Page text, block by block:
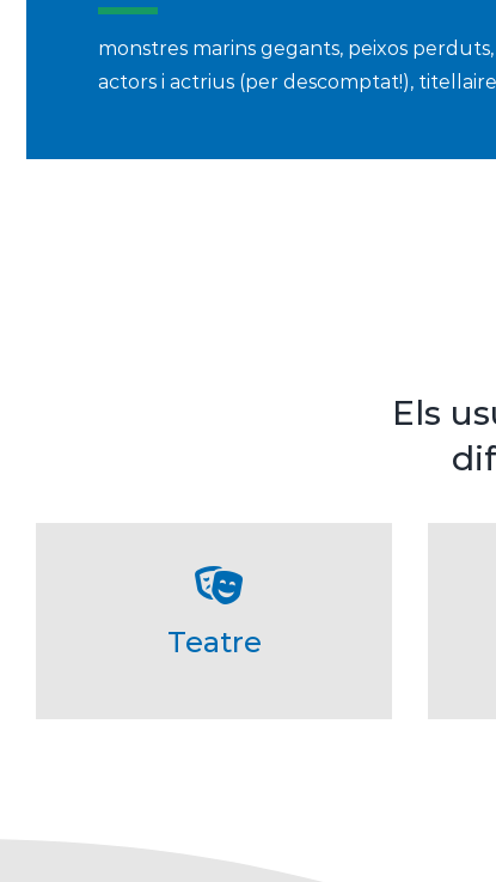
monstres marins gegants, peixos
actors i actrius (per descomptat!),
Els
Teatre